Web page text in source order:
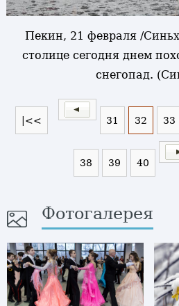
Пекин, 21 февраля /
столице сегодня днем
снегопад.
|<< 31 32 33
38 39 40
Фотогалерея